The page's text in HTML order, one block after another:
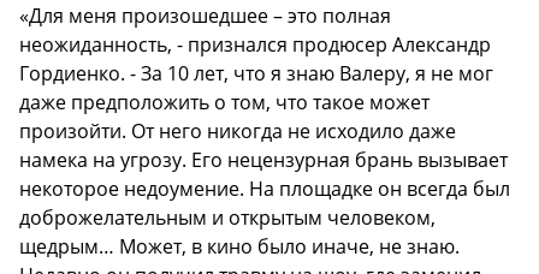
«Для меня произошедшее – это полная
неожиданность, - признался продюсер Александр
Гордиенко. - За 10 лет, что я знаю Валеру, я не мог
даже предположить о том, что такое может
произойти. От него никогда не исходило даже
намека на угрозу. Его нецензурная брань вызывает
некоторое недоумение. На площадке он всегда был
доброжелательным и открытым человеком,
щедрым… Может, в кино было иначе, не знаю.